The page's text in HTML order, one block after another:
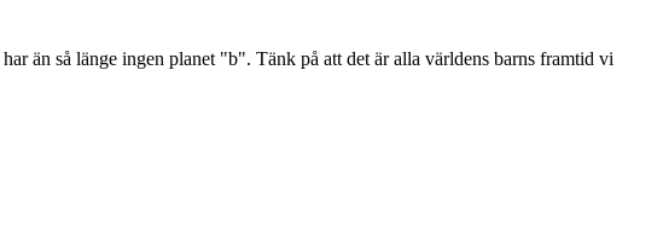
än så länge ingen planet "b". Tänk på att det är alla världens barns framtid vi